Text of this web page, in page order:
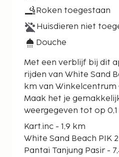
Roken toegestaan
Huisdieren niet
Douche
Met een verblijf bij dit
rijden van White Sand Beach PIK 2
km van Winkelcentrum
Maak het je
weergegeven tot op
Kart.inc - 1,9 km
White Sand Beach PIK
Pantai Tanjung Pasir -